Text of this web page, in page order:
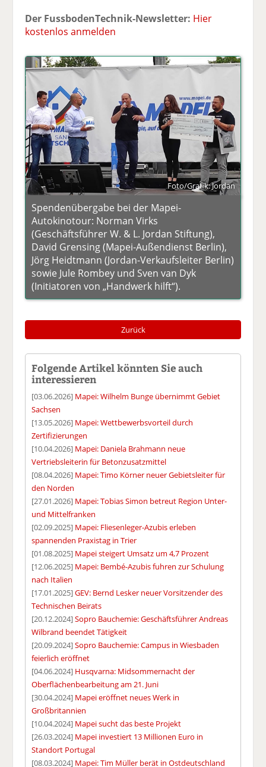
Der FussbodenTechnik-Newsletter: Hier
kostenlos anmelden
Foto/Grafik: Jordan
Spendenübergabe bei der Mapei-
Autokinotour: Norman Virks
(Geschäftsführer W. & L. Jordan Stiftung),
David Grensing (Mapei-Außendienst Berlin),
Jörg Heidtmann (Jordan-Verkaufsleiter Berlin)
sowie Jule Rombey und Sven van Dyk
(Initiatoren von „Handwerk hilft“).
Zurück
Folgende Artikel könnten Sie auch
interessieren
[03.06.2026] Mapei: Wilhelm Bunge übernimmt Gebiet
Sachsen
[13.05.2026] Mapei: Wettbewerbsvorteil durch
Zertifizierungen
[10.04.2026] Mapei: Daniela Brahmann neue
Vertriebsleiterin für Betonzusatzmittel
[08.04.2026] Mapei: Timo Körner neuer Gebietsleiter für
den Norden
[27.01.2026] Mapei: Tobias Simon betreut Region Unter-
und Mittelfranken
[02.09.2025] Mapei: Fliesenleger-Azubis erleben
spannenden Praxistag in Trier
[01.08.2025] Mapei steigert Umsatz um 4,7 Prozent
[12.06.2025] Mapei: Bembé-Azubis fuhren zur Schulung
nach Italien
[17.01.2025]GEV: Bernd Lesker neuer Vorsitzender des
Technischen Beirats
[20.12.2024]Sopro Bauchemie: Geschäftsführer Andreas
Wilbrand beendet Tätigkeit
[20.09.2024]Sopro Bauchemie: Campus in Wiesbaden
feierlich eröffnet
[04.06.2024] Husqvarna: Midsommernacht der
Oberflächenbearbeitung am 21. Juni
[30.04.2024] Mapei eröffnet neues Werk in
Großbritannien
[10.04.2024] Mapei sucht das beste Projekt
[26.03.2024] Mapei investiert 13 Millionen Euro in
Standort Portugal
[08.03.2024] Mapei: Tim Müller berät in Ostdeutschland